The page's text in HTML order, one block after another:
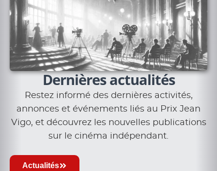
Dernières actualités
Restez informé des dernières activités,
annonces et événements liés au Prix Jean
Vigo, et découvrez les nouvelles publications
sur le cinéma indépendant.
Actualités